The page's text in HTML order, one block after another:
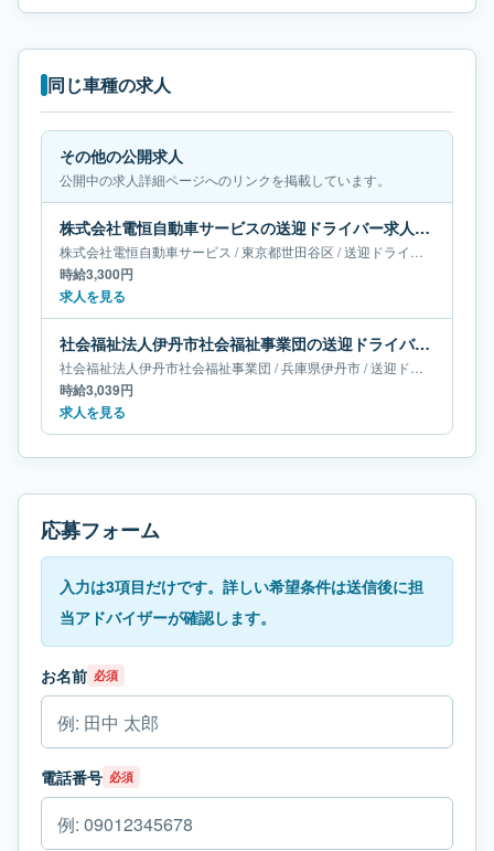
同じ車種の求人
その他の公開求人
公開中の求人詳細ページへのリンクを掲載しています。
株式会社電恒自動車サービスの送迎ドライバー求人｜東京都世田谷区
株式会社電恒自動車サービス /東京都世田谷区 /送迎ドライバー
時給3,300円
求人を見る
社会福祉法人伊丹市社会福祉事業団の送迎ドライバー求人｜兵庫県伊丹市
社会福祉法人伊丹市社会福祉事業団 /兵庫県伊丹市/送迎ドライバー
時給3,039円
求人を見る
応募フォーム
入力は3項目だけです。詳しい希望条件は送信後に担
当アドバイザーが確認します。
お名前 必須
電話番号 必須